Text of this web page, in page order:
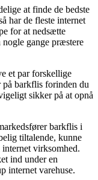
at finde de bedste
har de fleste internet
for at nedsætte
gange præstere
et par forskellige
barkflis forinden du
sikker på at opnå
barkflis i
tiltalende, kunne
virksomhed.
ind under en
internet varehuse.